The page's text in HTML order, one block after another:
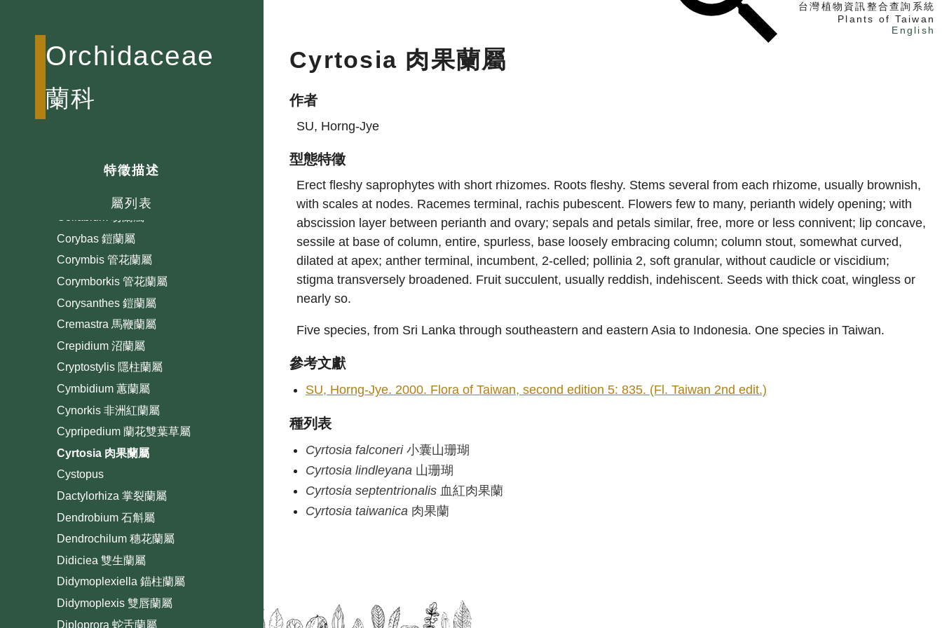
台灣植物資訊整合查詢系統
Plants of Taiwan
English
Orchidaceae
蘭科
特徵描述
屬列表
Bulbophyllum 豆蘭屬
Calanthe 根節蘭屬
Cephalanthera 金蘭屬
Cheirostylis 指柱蘭屬
Cleisostoma 隔距蘭屬
Coelogyne 貝母蘭屬
Corybas 鎧蘭屬
Corymbis 管花蘭屬
Corymborkis 管花蘭屬
Corysanthes 鎧蘭屬
Cremastra 馬鞭蘭屬
Crepidium 沼蘭屬
Cryptostylis 隱柱蘭屬
Cymbidium 蕙蘭屬
Cynorkis 非洲紅蘭屬
Cypripedium 蘭花雙葉草屬
Cyrtosia 肉果蘭屬
Cystopus
Dactylorhiza 掌裂蘭屬
Dendrobium 石斛屬
Dendrochilum 穗花蘭屬
Didiciea 雙生蘭屬
Didymoplexiella 錨柱蘭屬
Didymoplexis 雙唇蘭屬
Diploprora 蛇舌蘭屬
Cyrtosia 肉果蘭屬
作者
SU, Horng-Jye
型態特徵
Erect fleshy saprophytes with short rhizomes. Roots fleshy. Stems several from each rhizome, usually brownish,
with scales at nodes. Racemes terminal, rachis pubescent. Flowers few to many, perianth widely opening; with
abscission layer between perianth and ovary; sepals and petals similar, free, more or less connivent; lip concave,
sessile at base of column, entire, spurless, base loosely embracing column; column stout, somewhat curved,
dilated at apex; anther terminal, incumbent, 2-celled; pollinia 2, soft granular, without caudicle or viscidium;
stigma transversely broadened. Fruit succulent, usually reddish, indehiscent. Seeds with thick coat, wingless or
nearly so.
Five species, from Sri Lanka through southeastern and eastern Asia to Indonesia. One species in Taiwan.
參考文獻
SU, Horng-Jye. 2000. Flora of Taiwan, second edition 5: 835. (Fl. Taiwan 2nd edit.)
種列表
Cyrtosia falconeri 小囊山珊瑚
Cyrtosia lindleyana 山珊瑚
Cyrtosia septentrionalis 血紅肉果蘭
Cyrtosia taiwanica 肉果蘭